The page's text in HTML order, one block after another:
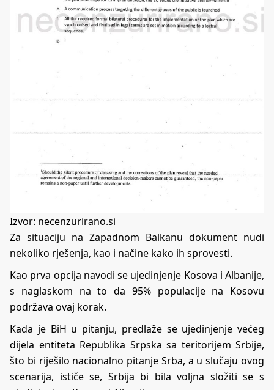
Izvor: necenzurirano.si
Za situaciju na Zapadnom Balkanu dokument nudi
nekoliko rješenja, kao i načine kako ih sprovesti.
Kao prva opcija navodi se ujedinjenje Kosova i Albanije,
s naglaskom na to da 95% populacije na Kosovu
podržava ovaj korak.
Kada je BiH u pitanju, predlaže se ujedinjenje većeg
dijela entiteta Republika Srpska sa teritorijem Srbije,
što bi riješilo nacionalno pitanje Srba, a u slučaju ovog
scenarija, ističe se, Srbija bi bila voljna složiti se s